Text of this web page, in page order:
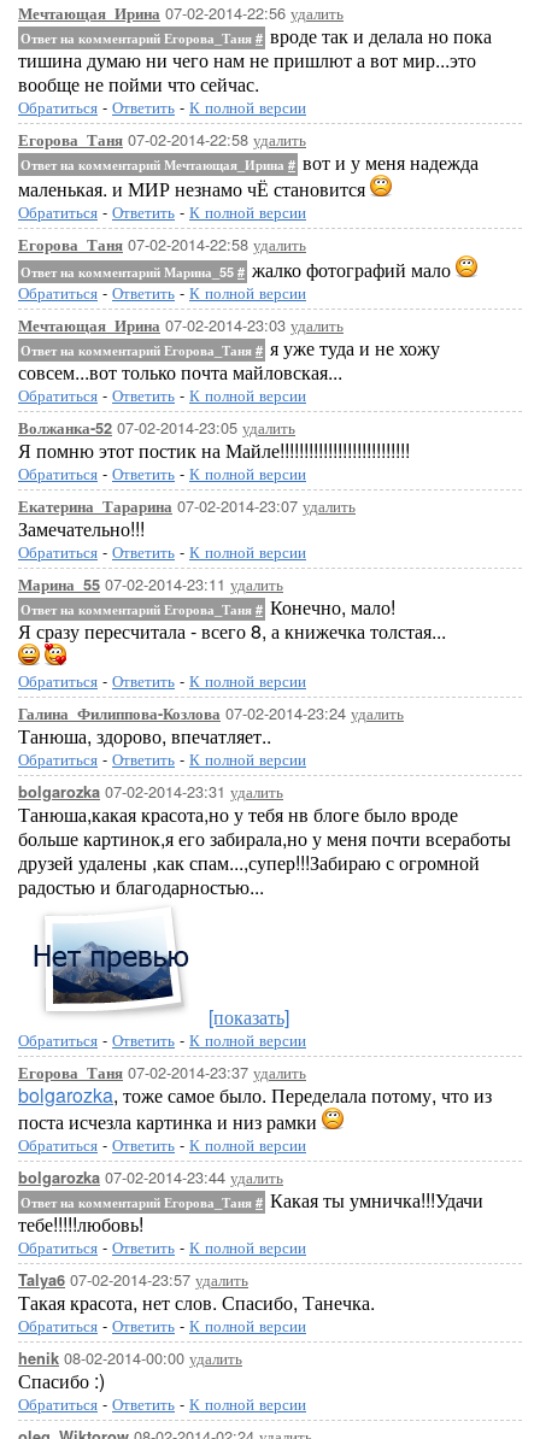
Мечтающая_Ирина 07-02-2014-22:56 удалить
Ответ на комментарий Егорова_Таня # вроде так и делала но пока
тишина думаю ни чего нам не пришлют а вот мир...это
вообще не пойми что сейчас.
Обратиться - Ответить - К полной версии
Егорова_Таня 07-02-2014-22:58 удалить
Ответ на комментарий Мечтающая_Ирина # вот и у меня надежда
маленькая. и МИР незнамо чЁ становится
Обратиться - Ответить - К полной версии
Егорова_Таня 07-02-2014-22:58 удалить
Ответ на комментарий Марина_55 # жалко фотографий мало
Обратиться - Ответить - К полной версии
Мечтающая_Ирина 07-02-2014-23:03 удалить
Ответ на комментарий Егорова_Таня # я уже туда и не хожу
совсем...вот только почта майловская...
Обратиться - Ответить - К полной версии
Волжанка-52 07-02-2014-23:05 удалить
Я помню этот постик на Майле!!!!!!!!!!!!!!!!!!!!!!!!!!!
Обратиться - Ответить - К полной версии
Екатерина_Тарарина 07-02-2014-23:07 удалить
Замечательно!!!
Обратиться - Ответить - К полной версии
Марина_55 07-02-2014-23:11 удалить
Ответ на комментарий Егорова_Таня # Конечно, мало!
Я сразу пересчитала - всего 8, а книжечка толстая...
Обратиться - Ответить - К полной версии
Галина_Филиппова-Козлова 07-02-2014-23:24 удалить
Танюша, здорово, впечатляет..
Обратиться - Ответить - К полной версии
bolgarozka 07-02-2014-23:31 удалить
Танюша,какая красота,но у тебя нв блоге было вроде
больше картинок,я его забирала,но у меня почти всеработы
друзей удалены ,как спам...,супер!!!Забираю с огромной
радостью и благодарностью...
[показать]
Обратиться - Ответить - К полной версии
Егорова_Таня 07-02-2014-23:37 удалить
bolgarozka, тоже самое было. Переделала потому, что из
поста исчезла картинка и низ рамки
Обратиться - Ответить - К полной версии
bolgarozka 07-02-2014-23:44 удалить
Ответ на комментарий Егорова_Таня # Какая ты умничка!!!Удачи
тебе!!!!!любовь!
Обратиться - Ответить - К полной версии
Talya6 07-02-2014-23:57 удалить
Такая красота, нет слов. Спасибо, Танечка.
Обратиться - Ответить - К полной версии
henik 08-02-2014-00:00 удалить
Спасибо :)
Обратиться - Ответить - К полной версии